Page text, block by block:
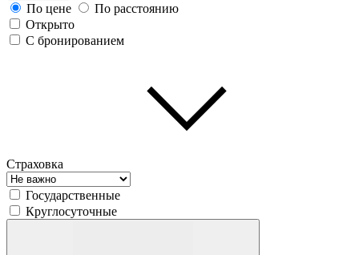
По цене
По расстоянию
Открыто
С бронированием
Страховка
Государственные
Круглосуточные